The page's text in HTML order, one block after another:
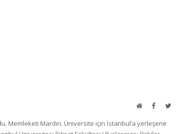
WebsiteFacebookTwitter
Memleketi Mardin. Üniversite için İstanbul’a yerleşene